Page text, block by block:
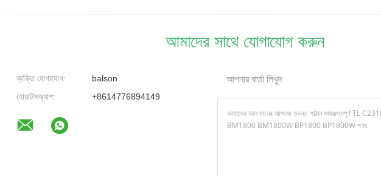
আমাদের সাথে যোগাযোগ করুন
ব্যক্তি যোগাযোগ:
balson
হোয়াটসঅ্যাপ:
+8614776894149
আপনার বার্তা লিখুন